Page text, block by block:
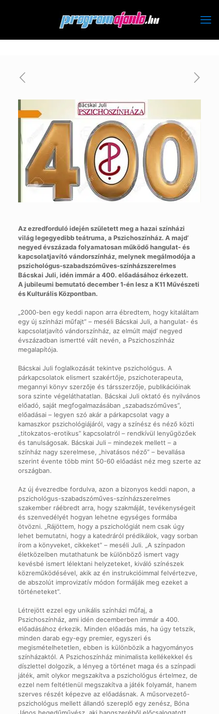
Az ezredforduló idején született meg a hazai színházi
világ legegyedibb teátruma, a Pszichoszínház. A majd’
negyed évszázada folyamatosan működő hangulat- és
kapcsolatjavító vándorszínház, melynek megálmodója a
pszichológus-szabadszóműves-színházszerelmes
Bácskai Juli, idén immár a 400. előadásához érkezett.
A jubileumi bemutató december 1-én lesz a K11 Művészeti
és Kulturális Központban.
„2000-ben egy keddi napon arra ébredtem, hogy kitaláltam
egy új színházi műfajt” – meséli Bácskai Juli, a hangulat- és
kapcsolatjavító vándorszínház, az elmúlt majd’ negyed
évszázadban ismertté vált nevén, a Pszichoszínház
megalapítója.
Bácskai Juli foglalkozását tekintve pszichológus. A
párkapcsolatok elismert szakértője, pszichoterapeuta,
megannyi könyv szerzője és társszerzője, publikációinak
sora szinte végeláthatatlan. Bácskai Juli oktató és nyilvános
előadó, saját megfogalmazásában „szabadszóműves”,
előadásai – legyen szó akár a párkapcsolat vagy a
kamaszkor pszichológiájáról, vagy a színész és néző közti
„titokzatos-erotikus” kapcsolatról – rendkívül lenyűgözőek
és tanulságosak. Bácskai Juli – mindezek mellett – a
színház nagy szerelmese, „hivatásos néző” – bevallása
szerint évente több mint 50-60 előadást néz meg szerte az
országban.
Az új évezredbe fordulva, azon a bizonyos keddi napon, a
pszichológus-szabadszóműves-színházszerelmes
szakember ráébredt arra, hogy szakmáját, tevékenységeit
és szenvedélyét hogyan lehetne egységes formába
ötvözni. „Rájöttem, hogy a pszichológiát nem csak úgy
lehet bemutatni, hogy a katedráról prédikálok, vagy sorban
írom a könyveket, cikkeket” – meséli Juli. „A színpadon
életközelben mutathatunk be különböző ismert vagy
kevésbé ismert lélektani helyzeteket, kiváló színészek
közreműködésével, akik az én instrukcióimmal felvértezve,
de abszolút improvizatív módon formálják meg ezeket a
történeteket”.
Létrejött ezzel egy unikális színházi műfaj, a
Pszichoszínház, ami idén decemberben immár a 400.
előadásához érkezik. Minden előadás más, ha úgy tetszik,
minden darab egy-egy premier, egyszeri és
megismételhetetlen, ebben is különbözik a hagyományos
színházaktól. A Pszichoszínház minimalista kellékekkel és
díszlettel dolgozik, a lényeg a történet maga és a színpadi
játék, amit olykor megszakítva a pszichológus értelmez, de
ezzel nem feltétlenül megszakítva a játék folyamát, hanem
szerves részét képezve az előadásnak. A műsorvezető-
pszichológus mellett állandó szereplő egy zenész, Bóna